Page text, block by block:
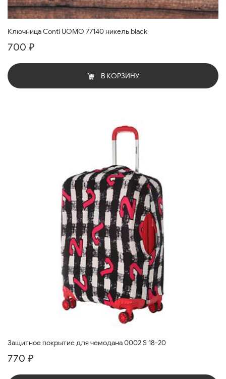
Ключница Conti UOMO 77140 никель black
700 ₽
В КОРЗИНУ
Защитное покрытие для чемодана 0002 S 18-20
770 ₽